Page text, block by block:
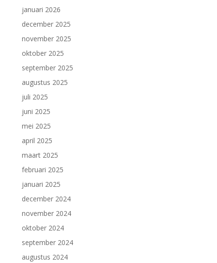
januari 2026
december 2025
november 2025
oktober 2025
september 2025
augustus 2025
juli 2025
juni 2025
mei 2025
april 2025
maart 2025
februari 2025
januari 2025
december 2024
november 2024
oktober 2024
september 2024
augustus 2024